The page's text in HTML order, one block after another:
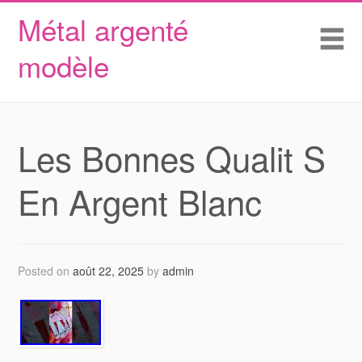
Métal argenté
modèle
Skip to content
Accueil
Conditions d’utilisation
Les Bonnes Qualit S
En Argent Blanc
Posted onaoût 22, 2025 byadmin